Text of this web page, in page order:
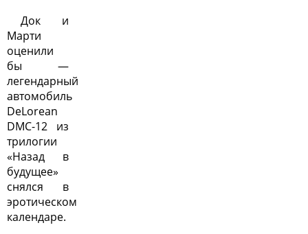
Док и
Марти
оценили
бы —
легендарный
автомобиль
DeLorean
DMC-12 из
трилогии
«Назад в
будущее»
снялся в
эротическом
календаре.